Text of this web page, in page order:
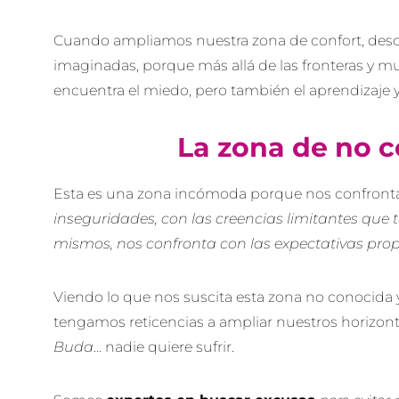
Cuando ampliamos nuestra zona de confort,
imaginadas, porque más allá de las fronteras y
encuentra el miedo, pero también el aprendizaje
La zona de no
Esta es una zona incómoda porque nos
inseguridades, con las creencias limitantes que
mismos, nos confronta con las expectativas
Viendo lo que nos suscita esta zona no conocida
tengamos reticencias a ampliar nuestros
Buda… nadie quiere sufrir.